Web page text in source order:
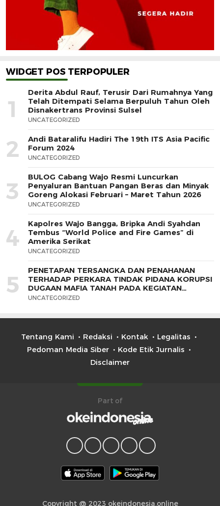
WIDGET POS TERPOPULER
1
Derita Abdul Rauf, Terusir Dari Rumahnya Yang
Telah Ditempati Selama Berpuluh Tahun Oleh
Disnakertrans Provinsi Sulsel
UNCATEGORIZED
2
Andi Bataralifu Hadiri The 19th ITS Asia Pacific
Forum 2024
UNCATEGORIZED
3
BULOG Cabang Wajo Resmi Luncurkan
Penyaluran Bantuan Pangan Beras dan Minyak
Goreng Alokasi Februari – Maret Tahun 2026
UNCATEGORIZED
4
Kapolres Wajo Bangga, Bripka Andi Syahdan
Tembus “World Police and Fire Games” di
Amerika Serikat
UNCATEGORIZED
5
PENETAPAN TERSANGKA DAN PENAHANAN
TERHADAP PERKARA TINDAK PIDANA KORUPSI
DUGAAN MAFIA TANAH PADA KEGIATAN
PEMBAYARAN PEMBANGUNAN BENDUNGAN
UNCATEGORIZED
Tentang Kami Redaksi Kontak
Legalitas
Pedoman Media Siber
Kode Etik Jurnalis
Disclaimer
Part of
Copyright @ 2023 okeindonesia.online